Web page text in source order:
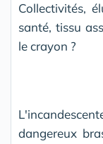
Collectivités,
santé, tissu
le crayon ?
dangereux